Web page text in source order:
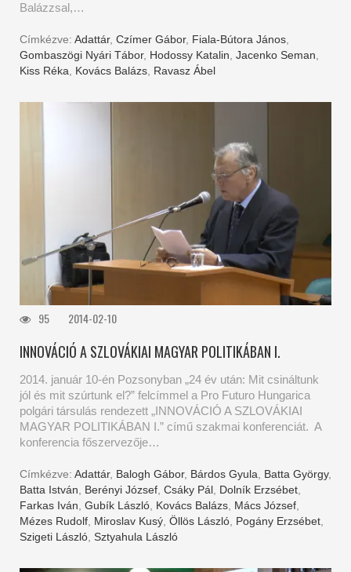
Balázzsal,…
Címkézve: Adattár, Czímer Gábor, Fiala-Bútora János,
Gombaszögi Nyári Tábor, Hodossy Katalin, Jacenko Seman,
Kiss Réka, Kovács Balázs, Ravasz Ábel
95 2014-02-10
INNOVÁCIÓ A SZLOVÁKIAI MAGYAR POLITIKÁBAN I.
2014. január 10-én Pozsonyban „24 év után: Mit csináltunk
jól és mit szúrtunk el?” felcímmel a Pro Futuro Hungarica
polgári társulás rendezett „INNOVÁCIÓ A SZLOVÁKIAI
MAGYAR POLITIKÁBAN I.” című szakmai konferenciát. A
konferencia főszervezője…
Címkézve: Adattár, Balogh Gábor, Bárdos Gyula Batta György,
Batta István
Berényi József Csáky Pál Dolník Erzsébet
Farkas Iván Gubík László Kovács Balázs Mács József
Mézes Rudolf Miroslav Kusý Öllös László Pogány Erzsébet
Szigeti László Sztyahula László